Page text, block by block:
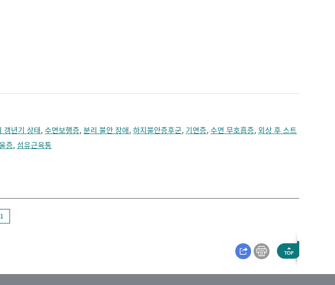
턱끝이 커보임 턱의 통증
편두통
갱년기 상태,수면보행증,분리 불안 장애,하지불안증후군, 기면증,수면 무호흡증, 외상 후 스트
증, 섬유근육통
1